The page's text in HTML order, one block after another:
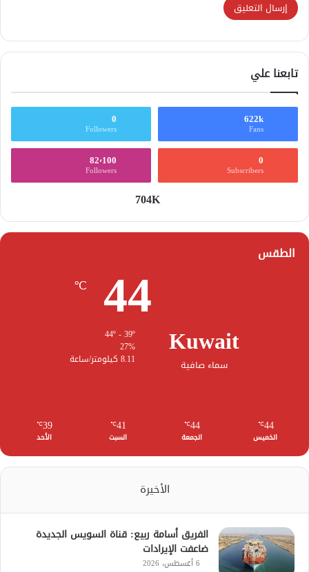
تابعنا علي
622k
Fans
0
Followers
0
Subscribers
82٬100
Followers
704K
الطقس
Kuwait
سماء صافية
44
℃
27%
8.11 كيلومتر/ساعة
44
℃
الخميس
44
℃
الجمعة
41
℃
السبت
39
℃
الأحد
الأخيرة
الفريق أسامة ربيع: قناة السويس الجديدة
ضاعفت الإيرادات
6 أغسطس، 2026